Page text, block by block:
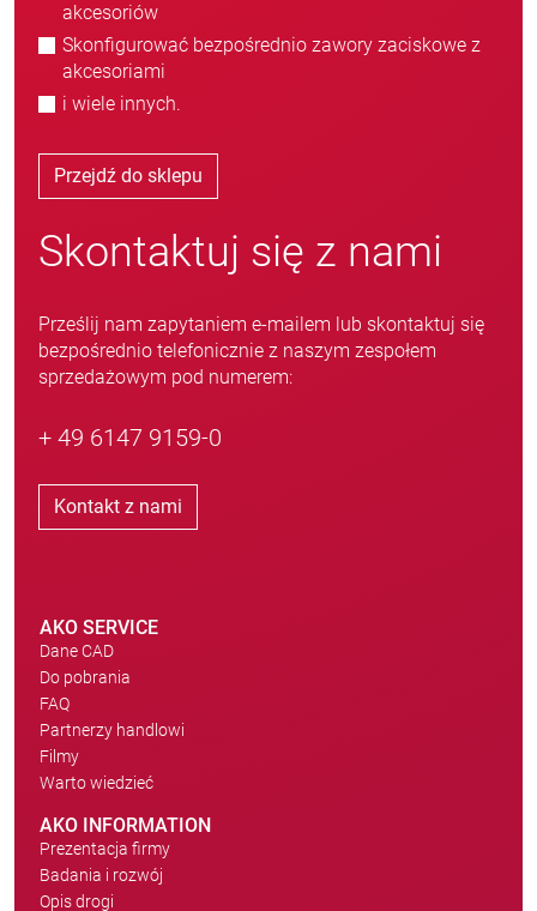
akcesoriów
Skonfigurować bezpośrednio zawory zaciskowe z
akcesoriami
i wiele innych.
Przejdź do sklepu
Skontaktuj się z nami
Prześlij nam zapytaniem e-mailem lub skontaktuj się
bezpośrednio telefonicznie z naszym zespołem
sprzedażowym pod numerem:
+ 49 6147 9159-0
Kontakt z nami
AKO SERVICE
Dane CAD
Do pobrania
FAQ
Partnerzy handlowi
Filmy
Warto wiedzieć
AKO INFORMATION
Prezentacja firmy
Badania i rozwój
Opis drogi